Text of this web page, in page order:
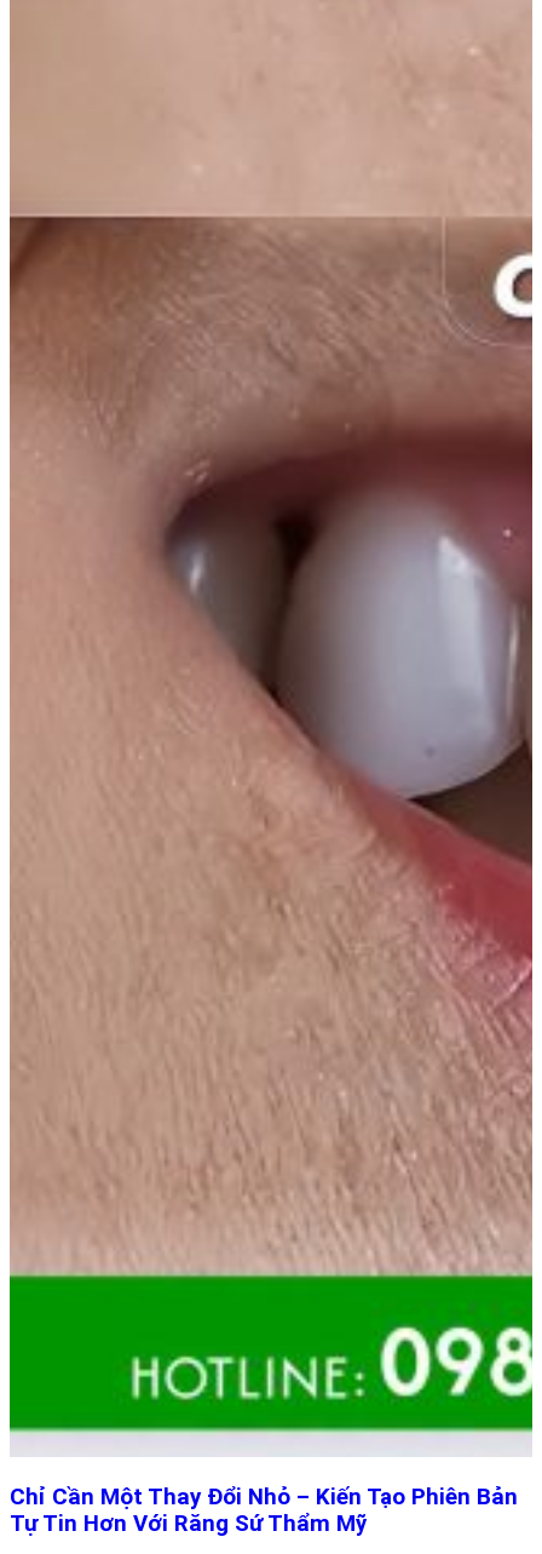
Chỉ Cần Một Thay Đổi Nhỏ – Kiến Tạo Phiên Bản
Tự Tin Hơn Với Răng Sứ Thẩm Mỹ